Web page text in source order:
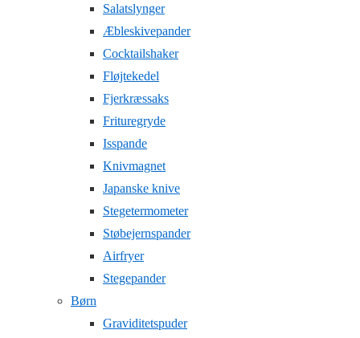
Salatslynger
Æbleskivepander
Cocktailshaker
Fløjtekedel
Fjerkræssaks
Frituregryde
Isspande
Knivmagnet
Japanske knive
Stegetermometer
Støbejernspander
Airfryer
Stegepander
Børn
Graviditetspuder